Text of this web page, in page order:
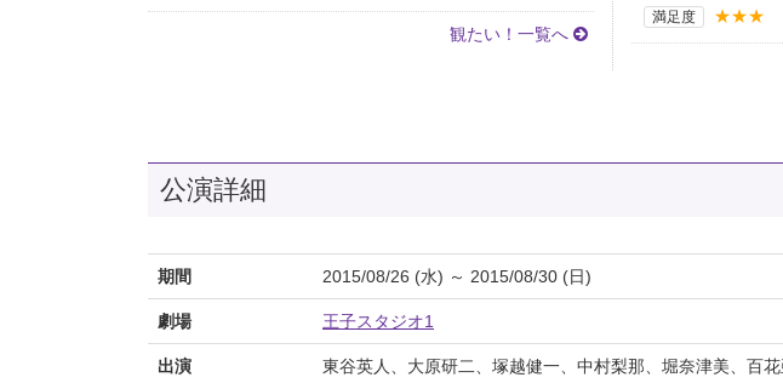
観たい！一覧へ
満足度 ★★★
公演詳細
期間 2015/08/26 (水) ～ 2015/08/30 (日)
劇場 王子スタジオ1
出演 東谷英人、大原研二、塚越健一、中村梨那、堀奈津美、百